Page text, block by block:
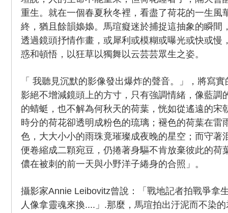
重生。就在一個春夏秋冬裡，看盡了荷花的一生風
終，猶且餘韻嬝嬝。馬瑄癡迷於捕捉這抽象的瞬間
透過鏡頭抒情作畫，或犀利或模糊或曝光或快或慢
惑和頓悟，以狂草以獨舞以云芸芸眾生之姿。
「 我聽見沉默的影像發出爆炸的聲音。」，將寫
影絕不增減鏡頭上的方寸，只有強調情緒，像藍調
的蜻蜓，也不解為何秋天的荷葉，恍如從遙遠的宋
時分的荷花卻透明成粉色的琉璃；褪色的荷葉在雷
色，大大小小的雨珠竟璀璨成夜晚的星空；而守著
便卷縮成二顆宛豆，仍捲著身驅不肯放棄彼此的荷
儂在被刺的前一天與小野洋子綣身的合照」。
攝影家Annie Leibovitz曾說：「戰地記者拍戰爭拿
人像拿靈魂來換....」.那麼，馬瑄拍出汙泥而不染